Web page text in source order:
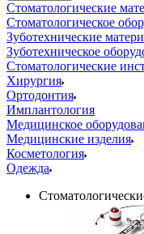
Стоматологические
Стоматологическое
Зуботехнические
Зуботехническое
Стоматологические
Хирургия
Ортодонтия
Имплантология
Медицинское
Медицинские изделия
Косметология
Одежда